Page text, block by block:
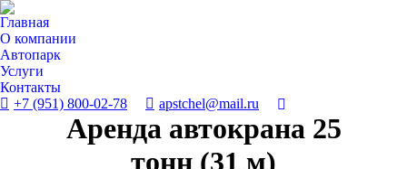
Главная
О компании
Автопарк
Услуги
Контакты
+7 (951) 800-02-78
apstchel@mail.ru Поиск:
Аренда автокрана 25
тонн (31 м)